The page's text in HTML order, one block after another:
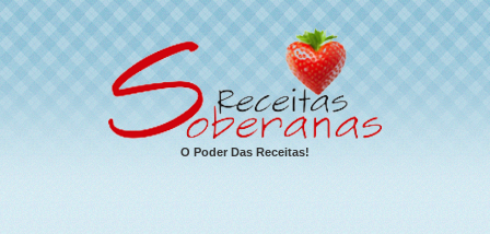
O Poder Das Receitas!